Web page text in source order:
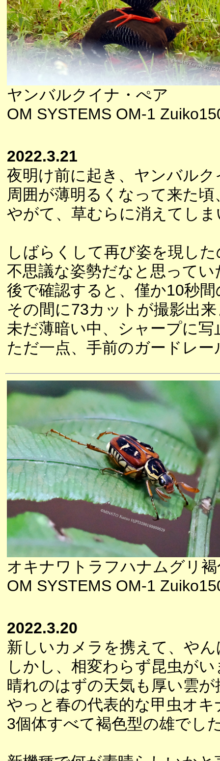
ヤンバルクイナ・ぺア
OM SYSTEMS OM-1
2022.3.21
夜明け前に起き、ヤンバル
周囲が薄明るくなって来た
やがて、草むらに消えてし
しばらくして再び姿を現し
不思議な姿勢だなと思って
後で確認すると、僅か10秒
その間に73カットが撮影出
未だ薄暗い中、シャープに
ただ一点、手前のガードレー
オキナワトラフハナムグリ
OM SYSTEMS OM-1
2022.3.20
新しいカメラを携えて、や
しかし、相変わらず昆虫が
晴れのはずの天気も厚い雲
やっと春の代表的な甲虫オ
3個体すべて褐色型の雄でし